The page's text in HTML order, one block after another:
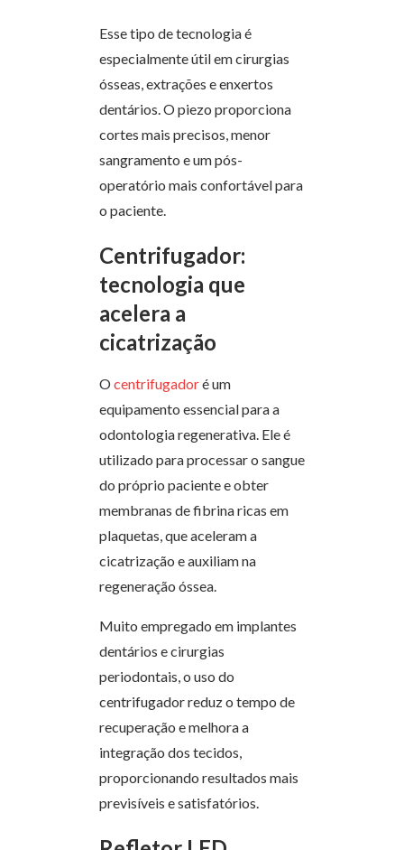
Esse tipo de tecnologia é
especialmente útil em cirurgias
ósseas, extrações e enxertos
dentários. O piezo proporciona
cortes mais precisos, menor
sangramento e um pós-
operatório mais confortável para
o paciente.
Centrifugador:
tecnologia que
acelera a
cicatrização
Ocentrifugadoré um
equipamento essencial para a
odontologia regenerativa. Ele é
utilizado para processar o sangue
do próprio paciente e obter
membranas de fibrina ricas em
plaquetas, que aceleram a
cicatrização e auxiliam na
regeneração óssea.
Muito empregado em implantes
dentários e cirurgias
periodontais, o uso do
centrifugador reduz o tempo de
recuperação e melhora a
integração dos tecidos,
proporcionando resultados mais
previsíveis e satisfatórios.